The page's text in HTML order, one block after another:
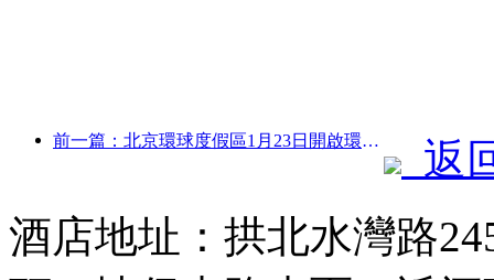
前一篇：北京環球度假區1月23日開啟環球中國年活動，持續40天
返
酒店地址：拱北水灣路